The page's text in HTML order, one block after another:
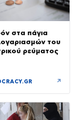
στα πάγια
του
ρεύματος
↗